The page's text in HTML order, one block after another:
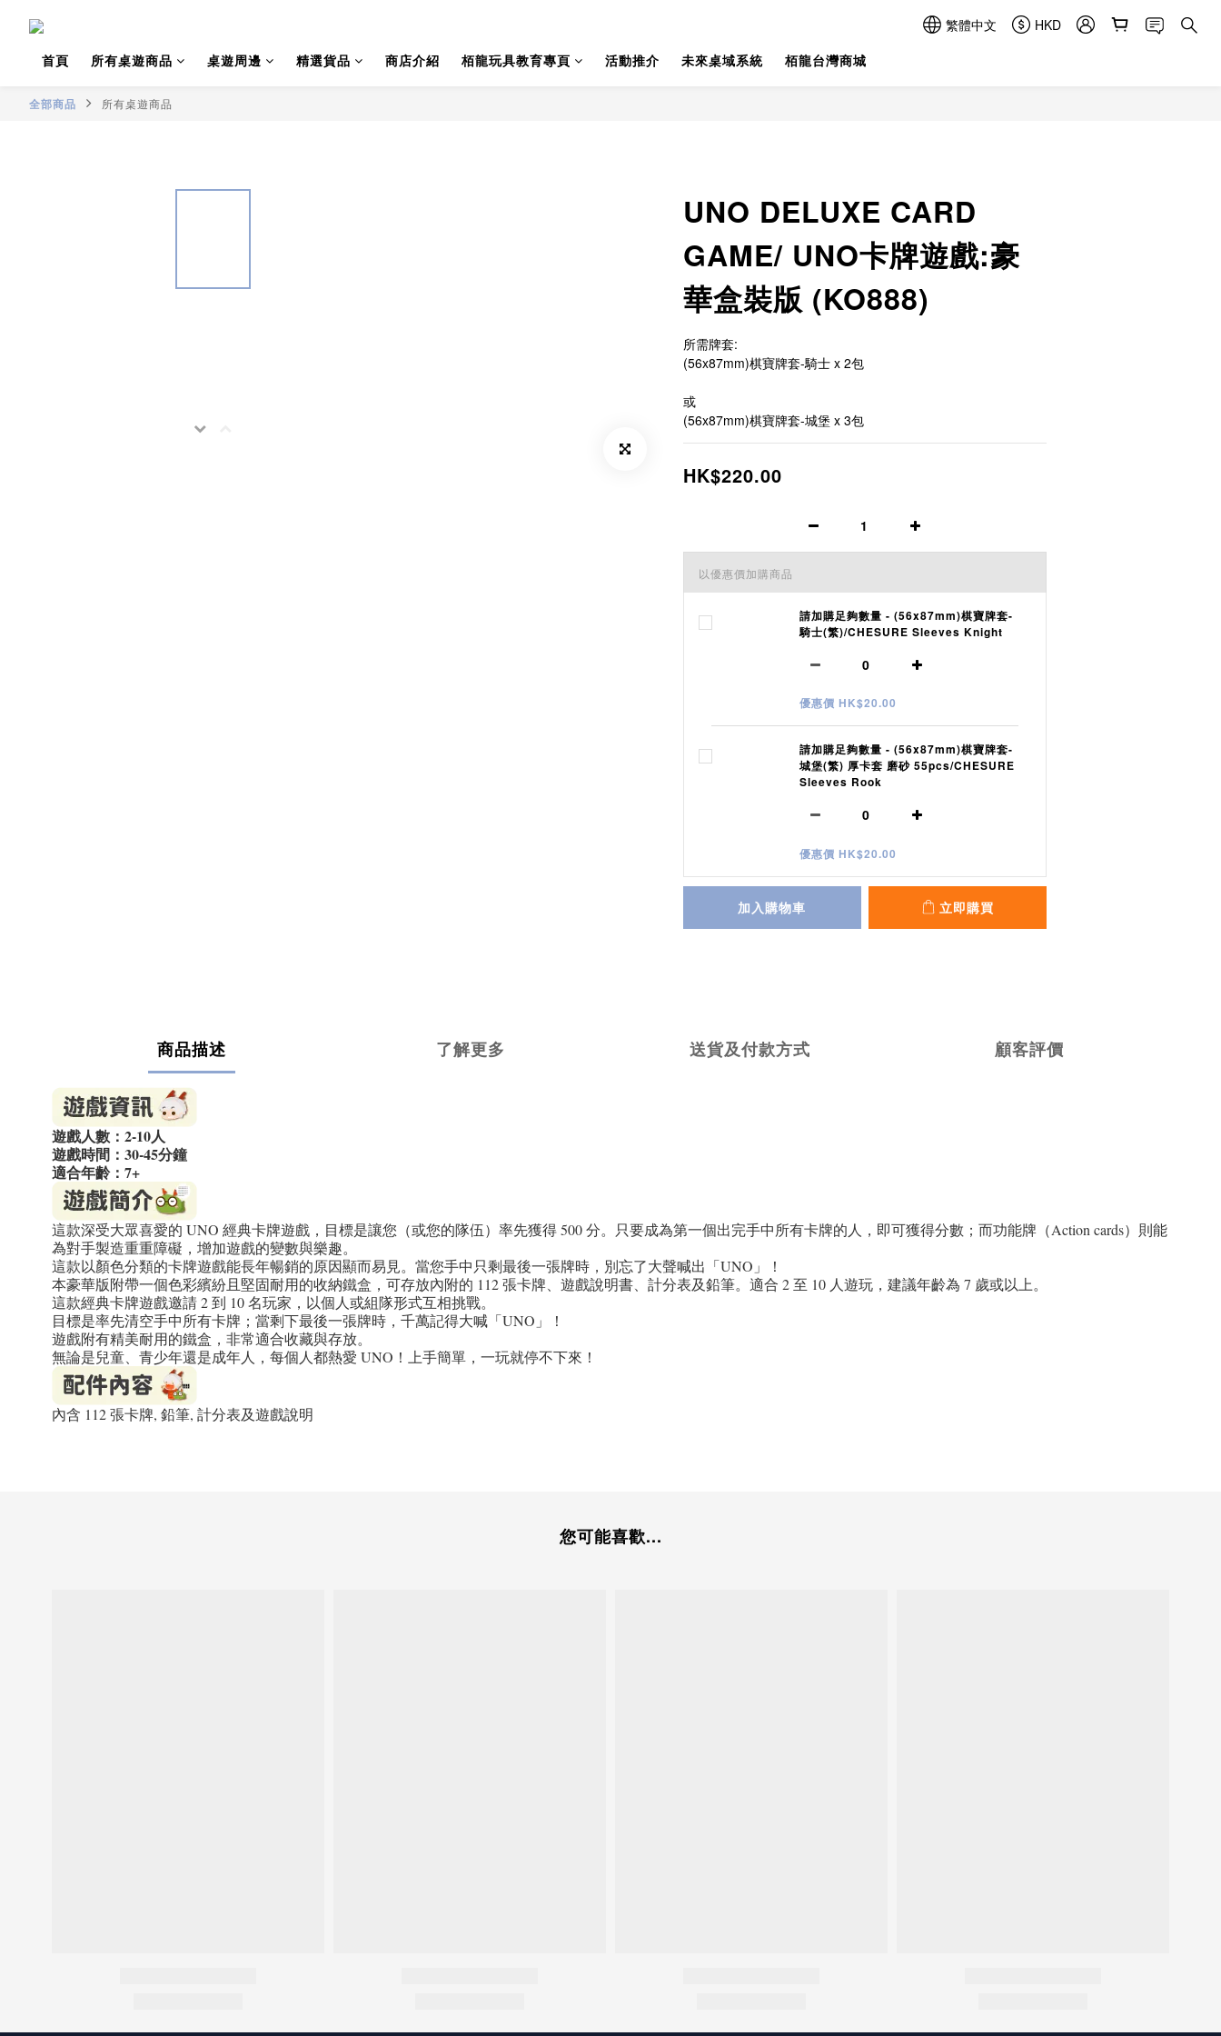
繁體中文
HKD
首頁
所有桌遊商品 桌遊周邊 精選貨品 商店介紹 栢龍玩具教育專頁 活動推介 未來桌域系統 栢龍台灣商城
全部商品 所有桌遊商品
UNO DELUXE CARD
GAME/ UNO卡牌遊戲:豪
華盒裝版 (KO888)
所需牌套:
(56x87mm)棋寶牌套-騎士 x 2包
或
(56x87mm)棋寶牌套-城堡 x 3包
HK$220.00
以優惠價加購商品
請加購足夠數量 - (56x87mm)棋寶牌套-
騎士(繁)/CHESURE Sleeves Knight
優惠價 HK$20.00
請加購足夠數量 - (56x87mm)棋寶牌套-
城堡(繁) 厚卡套 磨砂 55pcs/CHESURE
Sleeves Rook
優惠價 HK$20.00
加入購物車 立即購買
商品描述 了解更多 送貨及付款方式 顧客評價
遊戲人數：2-10人
遊戲時間：30-45分鐘
適合年齡：7+
這款深受大眾喜愛的 UNO 經典卡牌遊戲，目標是讓您（或您的隊伍）率先獲得 500 分。只要成為第一個出完手中所有卡牌的人，即可獲得分數；而功能牌（Action cards）則能
為對手製造重重障礙，增加遊戲的變數與樂趣。
這款以顏色分類的卡牌遊戲能長年暢銷的原因顯而易見。當您手中只剩最後一張牌時，別忘了大聲喊出「UNO」！
本豪華版附帶一個色彩繽紛且堅固耐用的收納鐵盒，可存放內附的 112 張卡牌、遊戲說明書、計分表及鉛筆。適合 2 至 10 人遊玩，建議年齡為 7 歲或以上。
這款經典卡牌遊戲邀請 2 到 10 名玩家，以個人或組隊形式互相挑戰。
目標是率先清空手中所有卡牌；當剩下最後一張牌時，千萬記得大喊「UNO」！
遊戲附有精美耐用的鐵盒，非常適合收藏與存放。
無論是兒童、青少年還是成年人，每個人都熱愛 UNO！上手簡單，一玩就停不下來！
內含 112 張卡牌, 鉛筆, 計分表及遊戲說明
您可能喜歡...